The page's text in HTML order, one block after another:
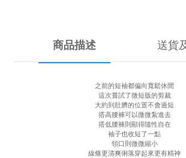
商品描述 送貨
之前的短袖都偏向寬鬆休閒
這次嘗試了微短版的剪裁
大約到肚臍的位置不會過短
搭高腰褲可以微微紮進去
搭低腰褲則顯得隨性自在
袖子也收短了一點
領口則微微縮小
線條更清爽俐落穿起來更有精神